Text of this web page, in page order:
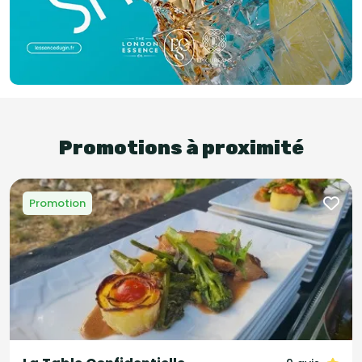
Promotions à proximité
Promotion